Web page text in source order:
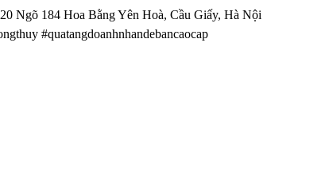
184 Hoa Bằng Yên Hoà, Cầu Giấy, Hà Nội
#quatangdoanhnhandebancaocap